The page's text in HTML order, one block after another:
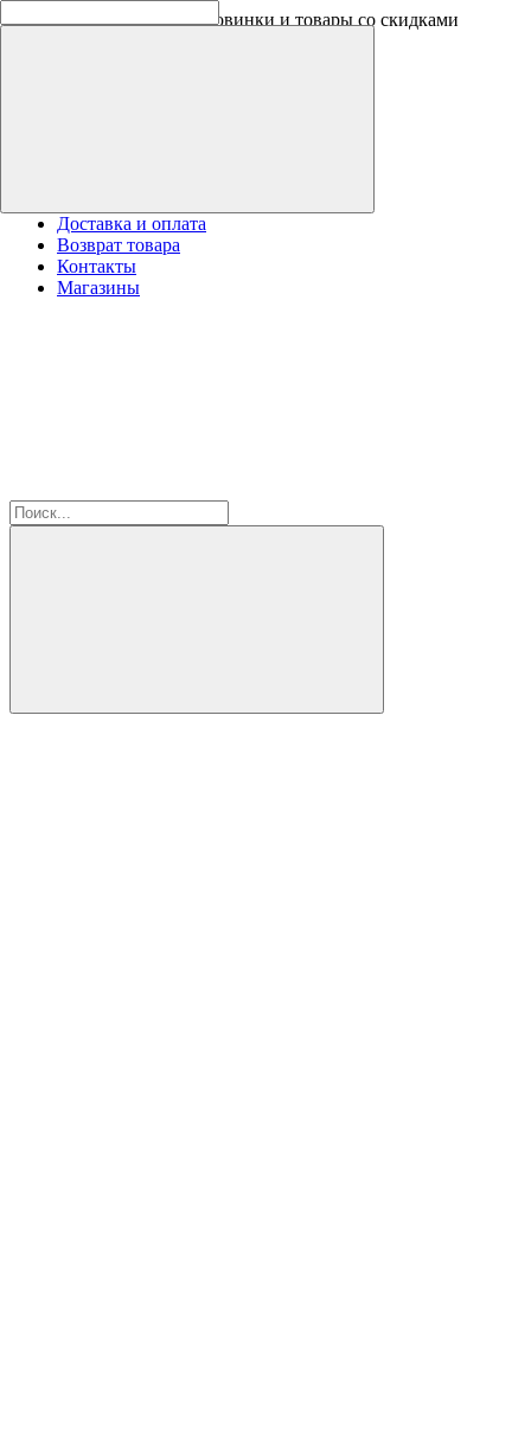
Оплачивайте бонусами новинки и товары со скидками
Доставка и оплата
Возврат товара
Контакты
Магазины